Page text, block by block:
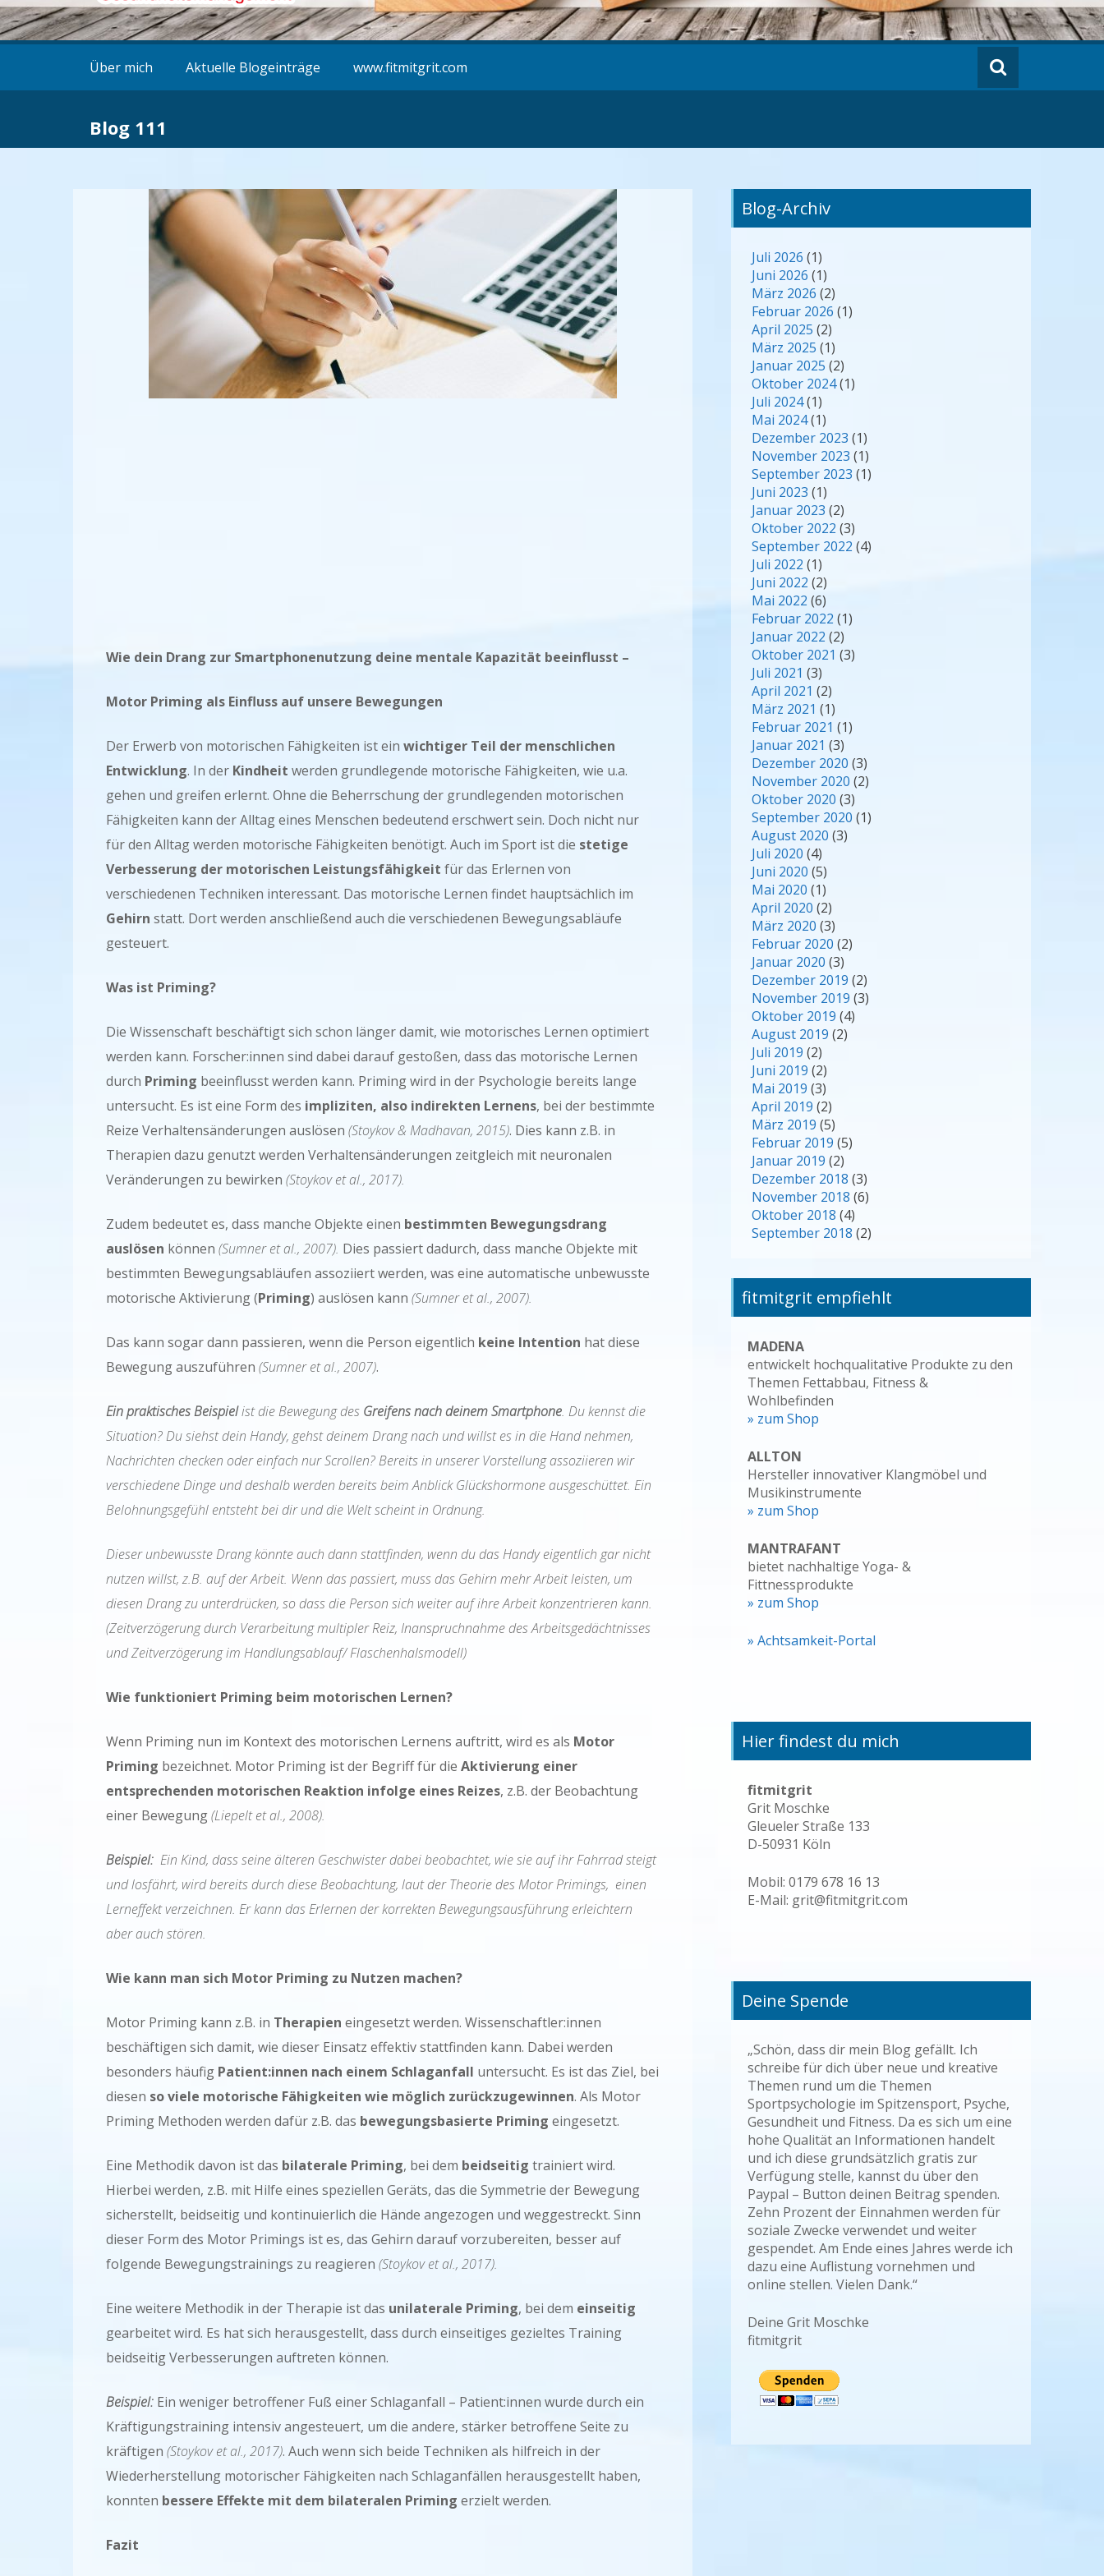
Über mich Aktuelle Blogeinträge www.fitmitgrit.com
Blog 111
Wie dein Drang zur Smartphonenutzung deine mentale Kapazität beeinflusst –
Motor Priming als Einfluss auf unsere Bewegungen
Der Erwerb von motorischen Fähigkeiten ist ein wichtiger Teil der menschlichen
Entwicklung. In der Kindheit werden grundlegende motorische Fähigkeiten, wie u.a.
gehen und greifen erlernt. Ohne die Beherrschung der grundlegenden motorischen
Fähigkeiten kann der Alltag eines Menschen bedeutend erschwert sein. Doch nicht nur
für den Alltag werden motorische Fähigkeiten benötigt. Auch im Sport ist die stetige
Verbesserung der motorischen Leistungsfähigkeit für das Erlernen von
verschiedenen Techniken interessant. Das motorische Lernen findet hauptsächlich im
Gehirn statt. Dort werden anschließend auch die verschiedenen Bewegungsabläufe
gesteuert.
Was ist Priming?
Die Wissenschaft beschäftigt sich schon länger damit, wie motorisches Lernen optimiert
werden kann. Forscher:innen sind dabei darauf gestoßen, dass das motorische Lernen
durch Priming beeinflusst werden kann. Priming wird in der Psychologie bereits lange
untersucht. Es ist eine Form des impliziten, also indirekten Lernens, bei der bestimmte
Reize Verhaltensänderungen auslösen (Stoykov & Madhavan, 2015). Dies kann z.B. in
Therapien dazu genutzt werden Verhaltensänderungen zeitgleich mit neuronalen
Veränderungen zu bewirken (Stoykov et al., 2017).
Zudem bedeutet es, dass manche Objekte einen bestimmten Bewegungsdrang
auslösen können (Sumner et al., 2007). Dies passiert dadurch, dass manche Objekte mit
bestimmten Bewegungsabläufen assoziiert werden, was eine automatische unbewusste
motorische Aktivierung (Priming) auslösen kann (Sumner et al., 2007).
Das kann sogar dann passieren, wenn die Person eigentlich keine Intention hat diese
Bewegung auszuführen (Sumner et al., 2007).
Ein praktisches Beispielist die Bewegung des Greifens nach deinem Smartphone. Du kennst die
Situation? Du siehst dein Handy, gehst deinem Drang nach und willst es in die Hand nehmen,
Nachrichten checken oder einfach nur Scrollen? Bereits in unserer Vorstellung assoziieren wir
verschiedene Dinge und deshalb werden bereits beim Anblick Glückshormone ausgeschüttet. Ein
Belohnungsgefühl entsteht bei dir und die Welt scheint in Ordnung.
Dieser unbewusste Drang könnte auch dann stattfinden, wenn du das Handy eigentlich gar nicht
nutzen willst, z.B. auf der Arbeit. Wenn das passiert, muss das Gehirn mehr Arbeit leisten, um
diesen Drang zu unterdrücken, so dass die Person sich weiter auf ihre Arbeit konzentrieren kann.
(Zeitverzögerung durch Verarbeitung multipler Reiz, Inanspruchnahme des Arbeitsgedächtnisses
und Zeitverzögerung im Handlungsablauf/ Flaschenhalsmodell)
Wie funktioniert Priming beim motorischen Lernen?
Wenn Priming nun im Kontext des motorischen Lernens auftritt, wird es als Motor
Priming bezeichnet. Motor Priming ist der Begriff für die Aktivierung einer
entsprechenden motorischen Reaktion infolge eines Reizes, z.B. der Beobachtung
einer Bewegung(Liepelt et al., 2008).
Beispiel: Ein Kind, dass seine älteren Geschwister dabei beobachtet, wie sie auf ihr Fahrrad steigt
und losfährt, wird bereits durch diese Beobachtung, laut der Theorie des Motor Primings, einen
Lerneffekt verzeichnen. Er kann das Erlernen der korrekten Bewegungsausführung erleichtern
aber auch stören.
Wie kann man sich Motor Priming zu Nutzen machen?
Motor Priming kann z.B. in Therapien eingesetzt werden. Wissenschaftler:innen
beschäftigen sich damit, wie dieser Einsatz effektiv stattfinden kann. Dabei werden
besonders häufig Patient:innen nach einem Schlaganfall untersucht. Es ist das Ziel, bei
diesen so viele motorische Fähigkeiten wie möglich zurückzugewinnen. Als Motor
Priming Methoden werden dafür z.B. das bewegungsbasierte Priming eingesetzt.
Eine Methodik davon ist das bilaterale Priming, bei dem beidseitig trainiert wird.
Hierbei werden, z.B. mit Hilfe eines speziellen Geräts, das die Symmetrie der Bewegung
sicherstellt, beidseitig und kontinuierlich die Hände angezogen und weggestreckt. Sinn
dieser Form des Motor Primings ist es, das Gehirn darauf vorzubereiten, besser auf
folgende Bewegungstrainings zu reagieren (Stoykov et al., 2017).
Eine weitere Methodik in der Therapie ist das unilaterale Priming, bei dem einseitig
gearbeitet wird. Es hat sich herausgestellt, dass durch einseitiges gezieltes Training
beidseitig Verbesserungen auftreten können.
Beispiel: Ein weniger betroffener Fuß einer Schlaganfall – Patient:innen wurde durch ein
Kräftigungstraining intensiv angesteuert, um die andere, stärker betroffene Seite zu
kräftigen (Stoykov et al., 2017). Auch wenn sich beide Techniken als hilfreich in der
Wiederherstellung motorischer Fähigkeiten nach Schlaganfällen herausgestellt haben,
konnten bessere Effekte mit dem bilateralen Priming erzielt werden.
Fazit
Blog-Archiv
Juli 2026 (1)
Juni 2026 (1)
März 2026 (2)
Februar 2026 (1)
April 2025 (2)
März 2025 (1)
Januar 2025 (2)
Oktober 2024(1)
Juli 2024(1)
Mai 2024(1)
Dezember 2023 (1)
November 2023 (1)
September 2023 (1)
Juni 2023 (1)
Januar 2023 (2)
Oktober 2022 (3)
September 2022 (4)
Juli 2022 (1)
Juni 2022 (2)
Mai 2022 (6)
Februar 2022 (1)
Januar 2022 (2)
Oktober 2021 (3)
Juli 2021 (3)
April 2021 (2)
März 2021 (1)
Februar 2021 (1)
Januar 2021 (3)
Dezember 2020 (3)
November 2020 (2)
Oktober 2020 (3)
September 2020 (1)
August 2020 (3)
Juli 2020 (4)
Juni 2020 (5)
Mai 2020 (1)
April 2020 (2)
März 2020 (3)
Februar 2020 (2)
Januar 2020 (3)
Dezember 2019 (2)
November 2019 (3)
Oktober 2019 (4)
August 2019 (2)
Juli 2019 (2)
Juni 2019 (2)
Mai 2019 (3)
April 2019 (2)
März 2019 (5)
Februar 2019 (5)
Januar 2019 (2)
Dezember 2018 (3)
November 2018 (6)
Oktober 2018 (4)
September 2018 (2)
fitmitgrit empfiehlt
MADENA
entwickelt hochqualitative Produkte zu den
Themen Fettabbau, Fitness &
Wohlbefinden
» zum Shop
ALLTON
Hersteller innovativer Klangmöbel und
Musikinstrumente
» zum Shop
MANTRAFANT
bietet nachhaltige Yoga- &
Fittnessprodukte
» zum Shop
» Achtsamkeit-Portal
Hier findest du mich
fitmitgrit
Grit Moschke
Gleueler Straße 133
D-50931 Köln
Mobil: 0179 678 16 13
E-Mail: grit@fitmitgrit.com
Deine Spende
„Schön, dass dir mein Blog gefällt. Ich
schreibe für dich über neue und kreative
Themen rund um die Themen
Sportpsychologie im Spitzensport, Psyche,
Gesundheit und Fitness. Da es sich um eine
hohe Qualität an Informationen handelt
und ich diese grundsätzlich gratis zur
Verfügung stelle, kannst du über den
Paypal – Button deinen Beitrag spenden.
Zehn Prozent der Einnahmen werden für
soziale Zwecke verwendet und weiter
gespendet. Am Ende eines Jahres werde ich
dazu eine Auflistung vornehmen und
online stellen. Vielen Dank.“
Deine Grit Moschke
fitmitgrit